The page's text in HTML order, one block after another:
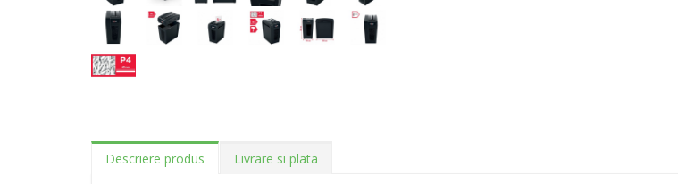
Descriere produs Livrare si plata